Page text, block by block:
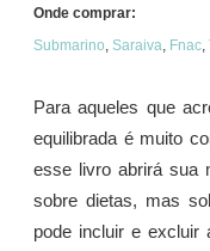
Onde comprar:
Submarino Saraiva Fnac
Para aqueles que
equilibrada é muito
esse livro abrirá sua
sobre dietas, mas
pode incluir e excluir